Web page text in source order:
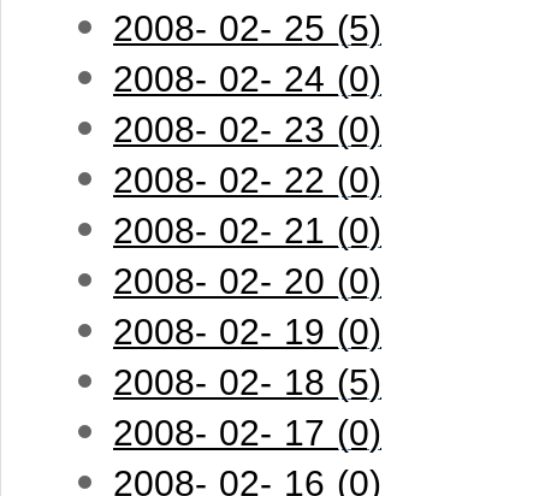
2008- 02- 25 (5)
2008- 02- 24 (0)
2008- 02- 23 (0)
2008- 02- 22 (0)
2008- 02- 21 (0)
2008- 02- 20 (0)
2008- 02- 19 (0)
2008- 02- 18 (5)
2008- 02- 17 (0)
2008- 02- 16 (0)